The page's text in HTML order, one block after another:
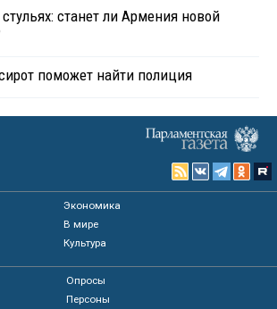
станет ли Армения новой
поможет найти полиция
Экономика
В мире
Культура
Опросы
Персоны